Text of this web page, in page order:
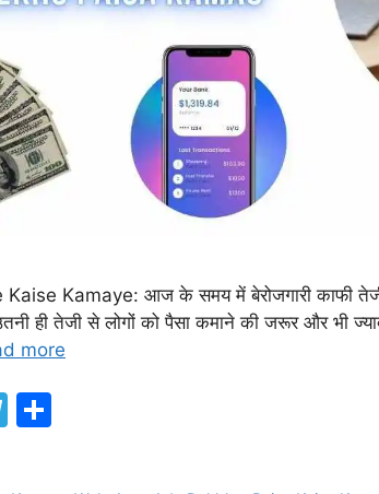
Kamaye: आज के समय में बेरोजगारी काफी
ही तेजी से लोगों को पैसा कमाने की जरूर और भी
more
T